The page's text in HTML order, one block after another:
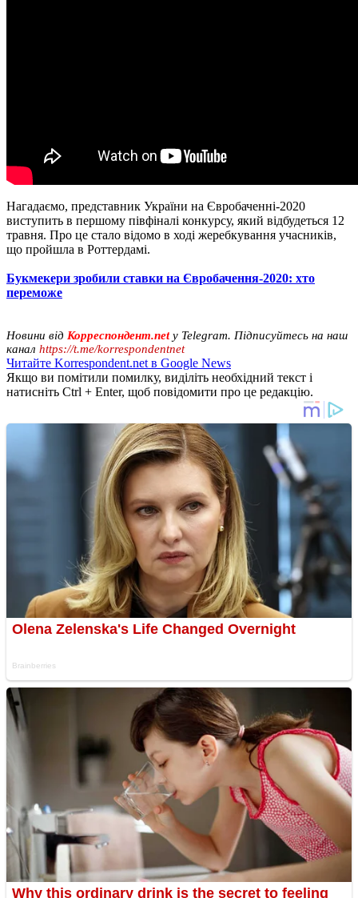
Нагадаємо, представник України на Євробаченні-2020
виступить в першому півфіналі конкурсу, який відбудеться 12
травня. Про це стало відомо в ході жеребкування учасників,
що пройшла в Роттердамі.
Букмекери зробили ставки на Євробачення-2020: хто
переможе
Новини від Корреспондент.net у Telegram. Підписуйтесь на наш
канал https://t.me/korrespondentnet
Читайте Korrespondent.net в Google News
Якщо ви помітили помилку, виділіть необхідний текст і
натисніть Ctrl + Enter, щоб повідомити про це редакцію.